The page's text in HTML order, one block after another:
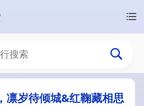
凛岁待倾城&红鞠藏相思